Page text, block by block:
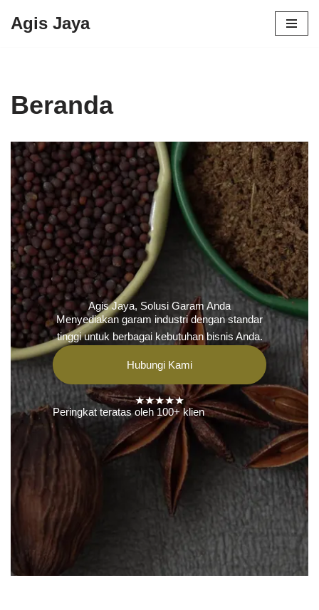
Agis Jaya
Beranda
Agis Jaya, Solusi Garam Anda
Menyediakan garam industri dengan standar
tinggi untuk berbagai kebutuhan bisnis Anda.
Hubungi Kami
★★★★★
Peringkat teratas oleh 100+ klien